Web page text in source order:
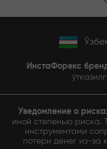
ИнстаФорекс
Уведомление о
иной степенью риска.
инструментами
потери денег из-за